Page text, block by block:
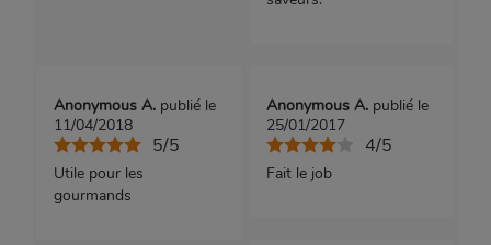
Anonymous A. publié le
11/04/2018
5/5
Utile pour les
gourmands
Anonymous A. publié le
25/01/2017
4/5
Fait le job